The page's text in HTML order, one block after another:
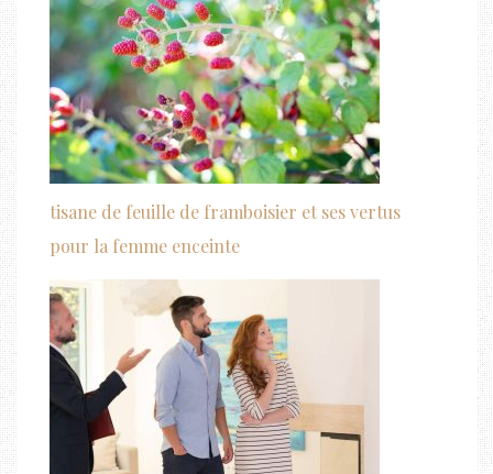
tisane de feuille de framboisier et ses vertus
pour la femme enceinte